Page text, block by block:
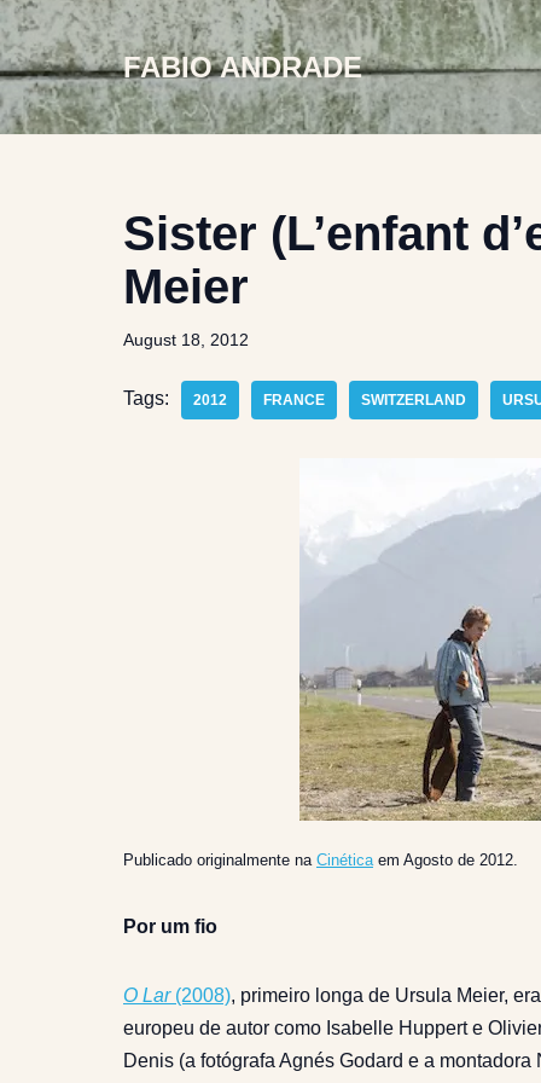
Skip
to
content
FABIO ANDRADE
Sister (L’enfant
Meier
August 18, 2012
Tags: 2012 FRANCE SWITZERLAND
Publicado originalmente na Cinéticaem Agosto de 2012.
Por um fio
O Lar (2008), primeiro longa de Ursula Meier,
europeu de autor como Isabelle Huppert e
Denis (a fotógrafa Agnés Godard e a